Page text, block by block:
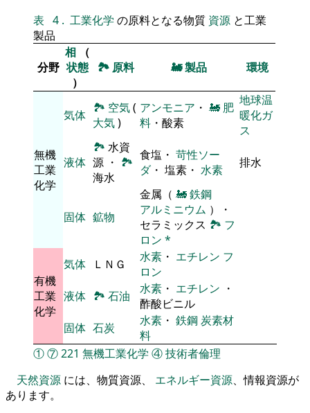
表 4 . 工業化学 の原料となる物質 資源 と工業
製品
分野
相
（
状態
）
🏞 原料 🚂製品 環境
無機
工業
化学
気体 🏞 空気(
大気)
アンモニア ・ 🚂 肥
料 ・酸素
地球温
暖化ガ
ス
液体
🏞 水資
源 ・ 🏞
海水
食塩・ 苛性ソー
ダ・ 塩素・ 水素 排水
固体 鉱物
金属（ 🚂鉄鋼
アルミニウム ）・
セラミックス 🏞 フ
ロン *
有機
工業
化学
気体 ＬＮＧ 水素 ・ エチレン フ
ロン
液体 🏞 石油 水素 ・ エチレン ・
酢酸ビニル
固体 石炭 水素 ・ 鉄鋼炭素材
料
①⑦221 無機工業化学 ④技術者倫理
天然資源 には、物質資源、 エネルギー資源、情報資源が
あります。